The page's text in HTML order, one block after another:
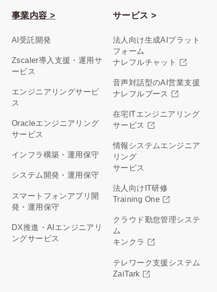
事業内容 >
AI受託開発
Zscaler導入支援・運用サ
ービス
エンジニアリングサービ
ス
Oracleエンジニアリング
サービス
インフラ構築・運用保守
システム開発・運用保守
スマートフォンアプリ開
発・運用保守
DX推進・AIエンジニアリ
ングサービス
サービス >
法人向け生成AIプラット
フォーム
ナレフルチャット
音声対話型のAI営業支援
ナレフルブース
在宅ITエンジニアリング
サービス
情報システムエンジニア
リング
サービス
法人向けIT研修
Training One
クラウド勤怠管理システ
ム
キンクラ
テレワーク支援システム
ZaiTark